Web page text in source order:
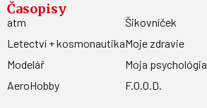
Časopisy
atm
Letectví + kosmonautika
Modelář
AeroHobby
Šikovníček
Moje zdravie
Moja psychológia
F.O.O.D.